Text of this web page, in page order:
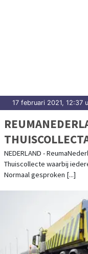
17 februari 2021, 12:37
NEDERLAND -
Thuiscollecte waarbij
Normaal gesproken [...]